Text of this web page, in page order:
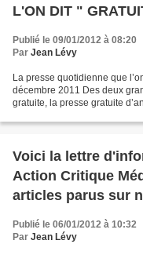
L'ON DIT "
Publié le 09/01/2012 à 08:20
Par Jean Lévy
La presse quotidienne que
décembre 2011 Des deux
gratuite, la presse gratuite
Voici la lettre
Action Critique
articles parus sur
Publié le 06/01/2012 à 10:32
Par Jean Lévy